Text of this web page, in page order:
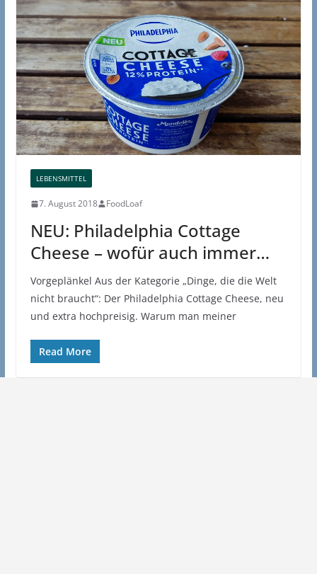
LEBENSMITTEL
7. August 2018 FoodLoaf
NEU: Philadelphia Cottage
Cheese – wofür auch immer…
Vorgeplänkel Aus der Kategorie „Dinge, die die Welt
nicht braucht“: Der Philadelphia Cottage Cheese, neu
und extra hochpreisig. Warum man meiner
Read More